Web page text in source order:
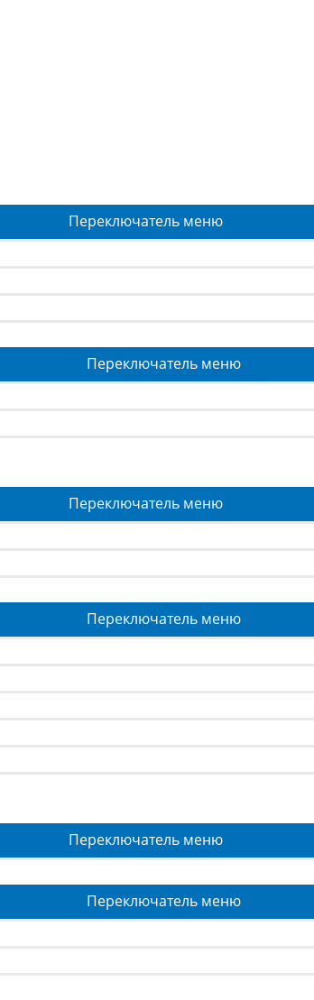
Переключатель меню
Переключатель меню
Переключатель меню
Переключатель меню
Переключатель меню
Переключатель меню